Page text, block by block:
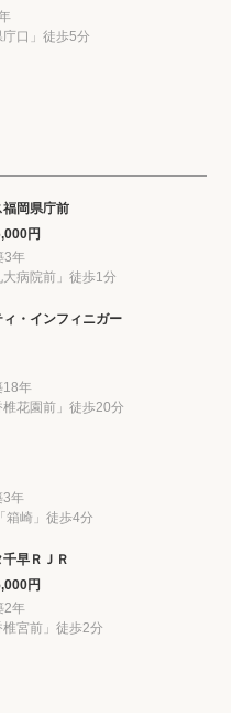
口」徒歩5分
岡県庁前
円
3年
病院前」徒歩1分
・インフィニガー
18年
花園前」徒歩20分
3年
箱崎」徒歩4分
早ＲＪＲ
円
2年
宮前」徒歩2分